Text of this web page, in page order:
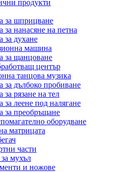
продукти
за шприцване
нанасяне на петна
духане
машина
за щанцоване
център
танцова музика
дълбоко пробиване
рязане на тел
леене под налягане
преобръщане
оборудване
матрицата
части
мухъл
и ножове